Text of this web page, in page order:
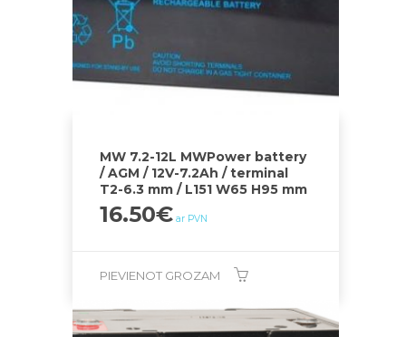
MW 7.2-12L MWPower battery
/ AGM / 12V-7.2Ah / terminal
T2-6.3 mm / L151 W65 H95 mm
16.50€ ar PVN
PIEVIENOT GROZAM